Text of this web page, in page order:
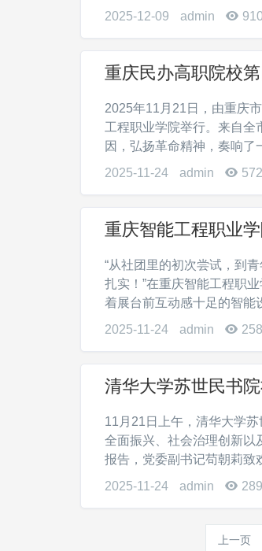
2025-12-09
admin
重庆民办高职院校
2025年11月21日，由重庆
工程职业学院举行。来自全
因，弘扬革命精神，奏响了
2025-11-24
admin 572
重庆智能工程职业
“从社团里的初次尝试，到
扎实！”在重庆智能工程职
着展台前互动感十足的智能
2025-11-24
admin 258
清华大学苏世民书
11月21日上午，清华大学
全面振兴、社会治理创新以
报告，党委副书记苟朝莉致
2025-11-24
admin 289
上一页